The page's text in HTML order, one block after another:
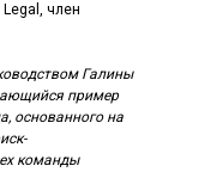
член
Галины
пример
основанного на
команды